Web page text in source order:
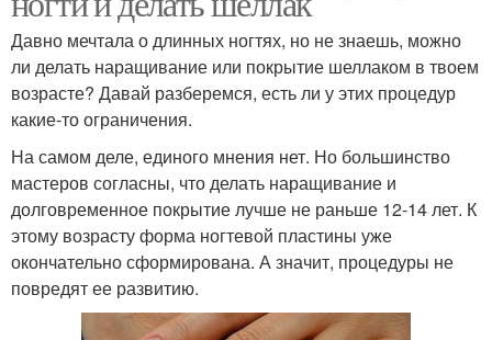
Давно мечтала о длинных ногтях, но не знаешь, можно
ли делать наращивание или покрытие шеллаком в твоем
возрасте? Давай разберемся, есть ли у этих процедур
какие-то ограничения.
На самом деле, единого мнения нет. Но большинство
мастеров согласны, что делать наращивание и
долговременное покрытие лучше не раньше 12-14 лет. К
этому возрасту форма ногтевой пластины уже
окончательно сформирована. А значит, процедуры не
повредят ее развитию.